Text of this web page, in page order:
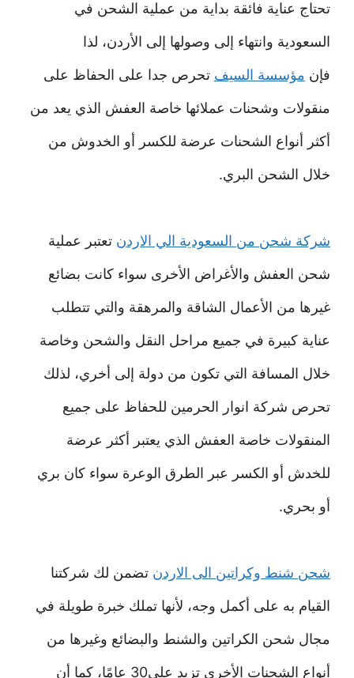
تحتاج عناية فائقة بداية من عملية الشحن في
السعودية وانتهاء إلى وصولها إلى الأردن، لذا
فإن مؤسسة السيف تحرص جدا على الحفاظ على
منقولات وشحنات عملائها خاصة العفش الذي يعد من
أكثر أنواع الشحنات عرضة للكسر أو الخدوش من
خلال الشحن البري.
شركة شحن من السعودية الي الاردن تعتبر عملية
شحن العفش والأغراض الأخرى سواء كانت بضائع
غيرها من الأعمال الشاقة والمرهقة والتي تتطلب
عناية كبيرة في جميع مراحل النقل والشحن وخاصة
خلال المسافة التي تكون من دولة إلى أخري، لذلك
تحرص شركة انوار الحرمين للحفاظ على جميع
المنقولات خاصة العفش الذي يعتبر أكثر عرضة
للخدش أو الكسر عبر الطرق الوعرة سواء كان بري
أو بحري.
شحن شنط وكراتين الى الاردن تضمن لك شركتنا
القيام به على أكمل وجه، لأنها تملك خبرة طويلة في
مجال شحن الكراتين والشنط والبضائع وغيرها من
أنواع الشحنات الأخرى تزيد على30 عامًا، كما أن